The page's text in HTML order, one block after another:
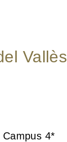
Vallès
Campus 4*